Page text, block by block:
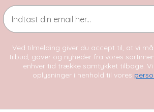
Email
Ved tilmelding giver du accept til, at vi
tilbud, gaver og nyheder fra vores
enhver tid trække samtykket tilbage.
oplysninger i henhold til vores